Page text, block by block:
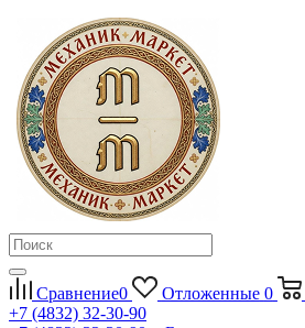
Сравнение0 Отложенные 0
+7 (4832) 32-30-90